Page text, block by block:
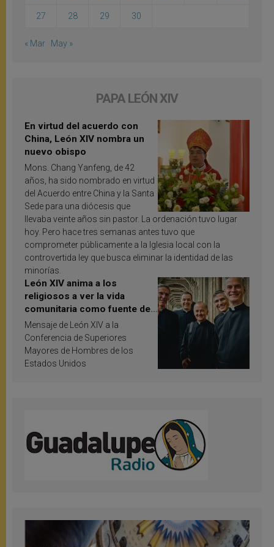
27 28 29 30
« Mar May »
PAPA LEÓN XIV
En virtud del acuerdo con
China, León XIV nombra un
nuevo obispo
Mons. Chang Yanfeng, de 42
años, ha sido nombrado en virtud
del Acuerdo entre China y la Santa
Sede para una diócesis que
llevaba veinte años sin pastor. La ordenación tuvo lugar
hoy. Pero hace tres semanas antes tuvo que
comprometer públicamente a la Iglesia local con la
controvertida ley que busca eliminar la identidad de las
minorías.
León XIV anima a los
religiosos a ver la vida
comunitaria como fuente de
inspiración y santificación
Mensaje de León XIV a la
Conferencia de Superiores
Mayores de Hombres de los
Estados Unidos